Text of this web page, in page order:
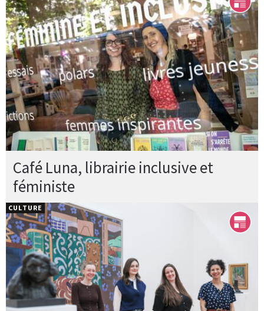
Café Luna, librairie inclusive et
féministe
CULTURE